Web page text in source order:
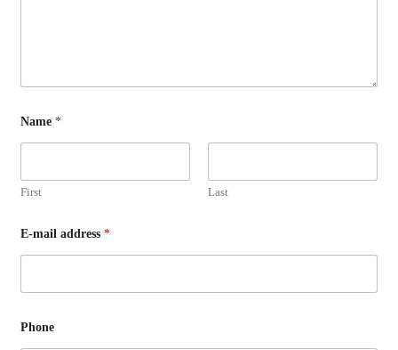
f
h
u
g
:
Name*
First Last
E-mail address*
Phone